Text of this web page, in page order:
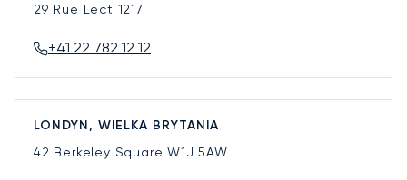
29 Rue Lect 1217
+41 22 782 12 12
LONDYN, WIELKA BRYTANIA
42 Berkeley SquareW1J 5AW